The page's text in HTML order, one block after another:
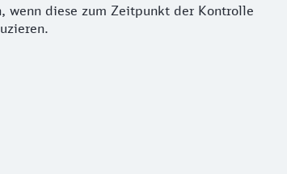
wenn diese zum Zeitpunkt der Kontrolle